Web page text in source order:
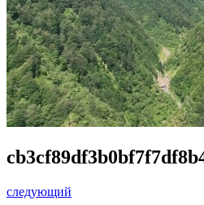
следующий